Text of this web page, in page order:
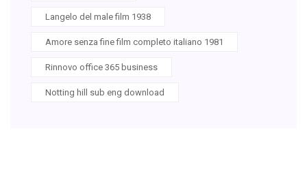
Langelo del male film 1938
Amore senza fine film completo italiano 1981
Rinnovo office 365 business
Notting hill sub eng download